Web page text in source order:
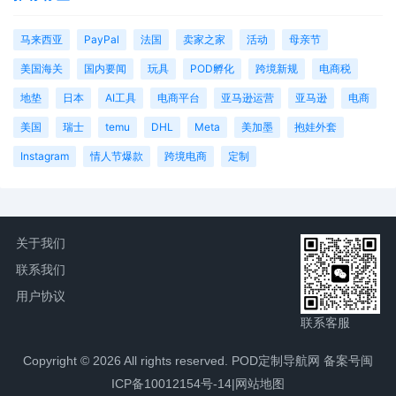
马来西亚 PayPal 法国 卖家之家 活动 母亲节
美国海关 国内要闻 玩具 POD孵化 跨境新规 电商税
地垫 日本 AI工具 电商平台 亚马逊运营 亚马逊 电商
美国 瑞士 temu DHL Meta 美加墨 抱娃外套
Instagram 情人节爆款 跨境电商 定制
关于我们
联系我们
用户协议
联系客服
Copyright © 2026 All rights reserved. POD定制导航网 备案号闽
ICP备10012154号-14|网站地图